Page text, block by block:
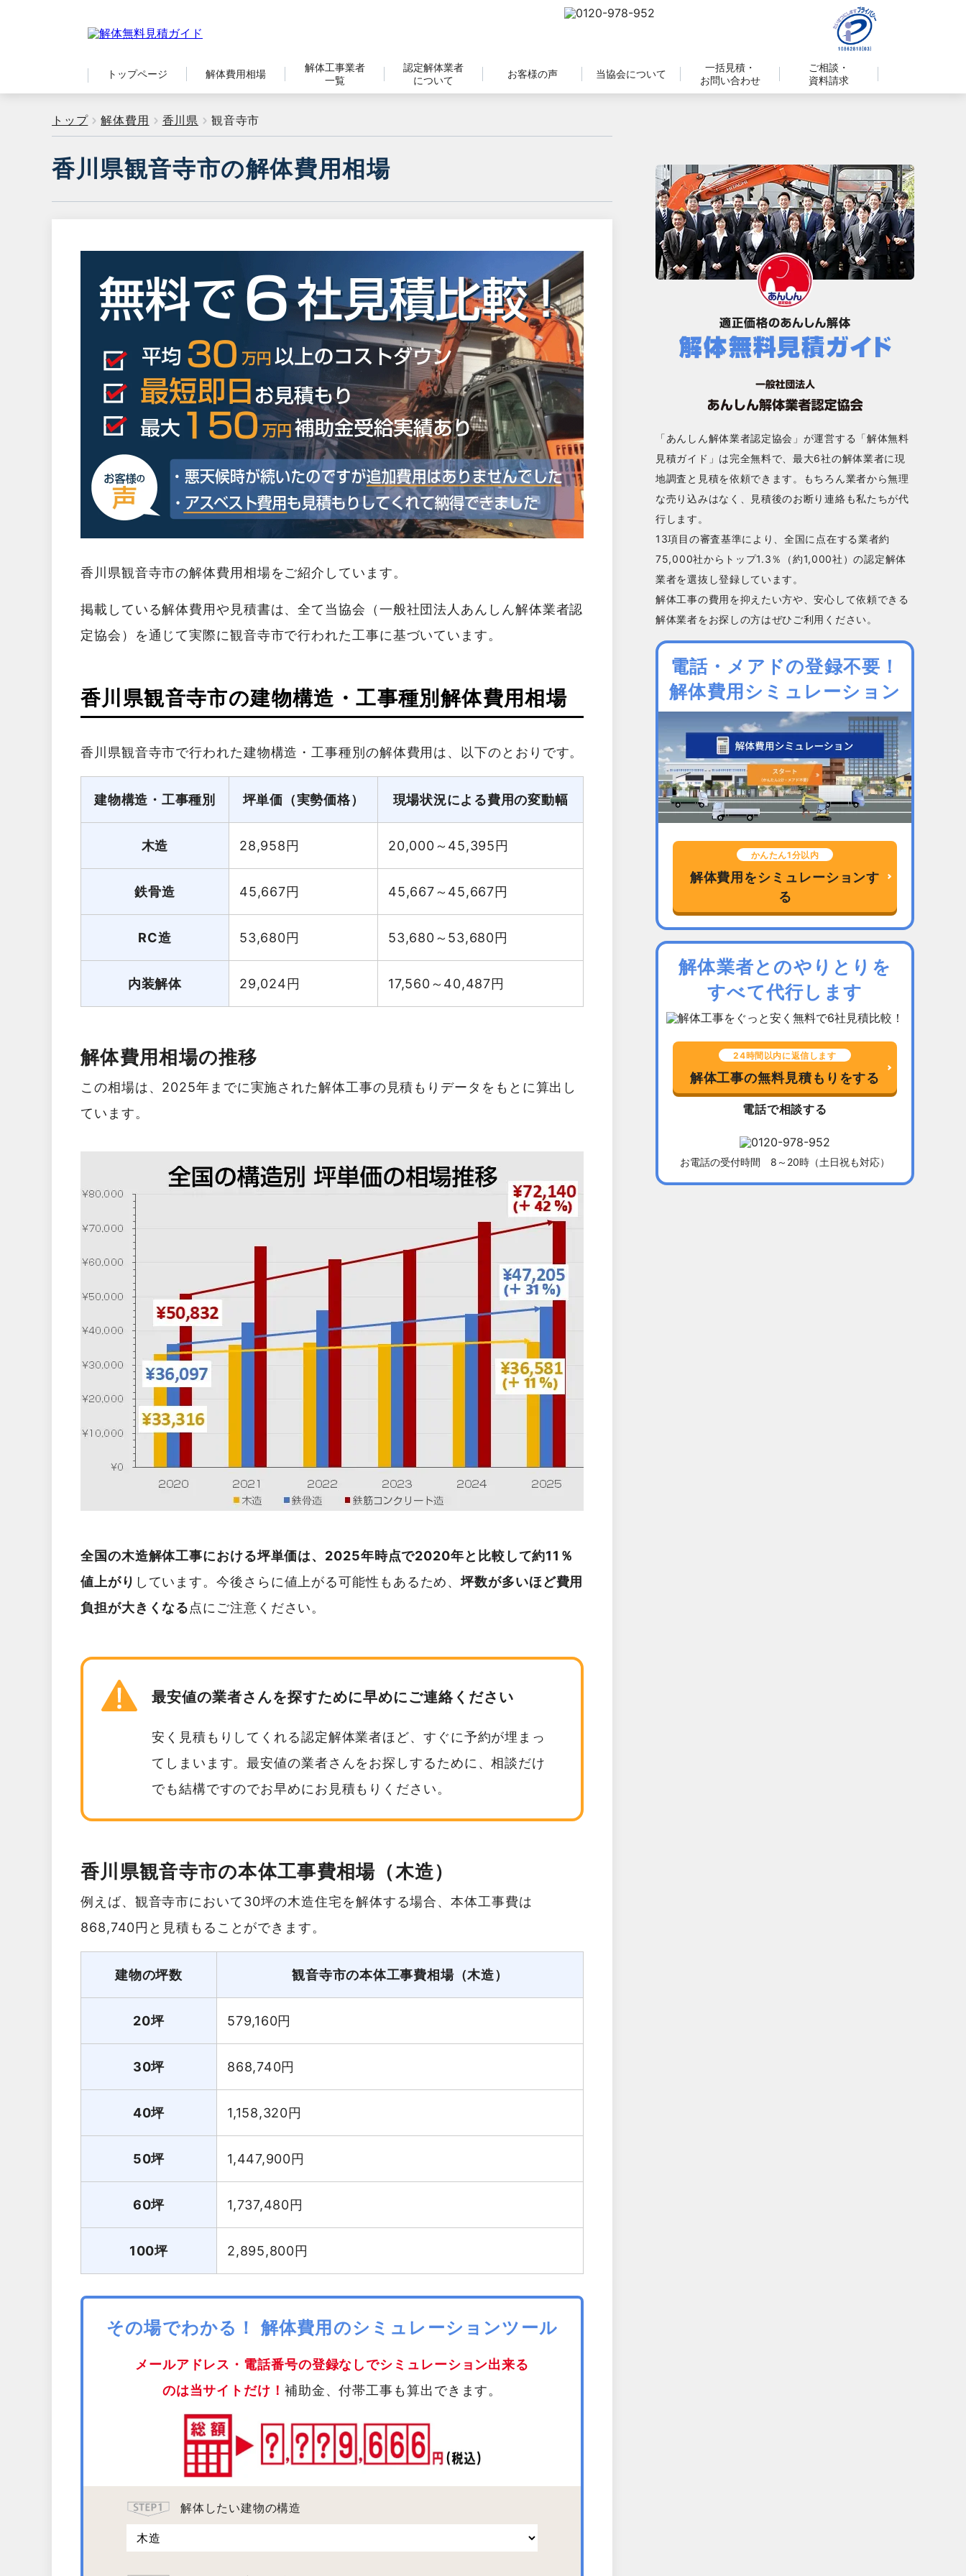
トップページ 解体費用相場
解体工事業者
一覧
認定解体業者
について
お客様の声 当協会について
一括見積・
お問い合わせ
ご相談・
資料請求
トップ 解体費用 香川県 観音寺市
香川県観音寺市の解体費用相場
香川県観音寺市の解体費用相場をご紹介しています。
掲載している解体費用や見積書は、全て当協会（一般社団法人あんしん解体業者認
定協会）を通じて実際に観音寺市で行われた工事に基づいています。
香川県観音寺市の建物構造・工事種別解体費用相場
香川県観音寺市で行われた建物構造・工事種別の解体費用は、以下のとおりです。
建物構造・工事種別 坪単価（実勢価格） 現場状況による費用の変動幅
木造 28,958円 20,000～45,395円
鉄骨造 45,667円 45,667～45,667円
RC造 53,680円 53,680～53,680円
内装解体 29,024円 17,560～40,487円
解体費用相場の推移
この相場は、2025年までに実施された解体工事の見積もりデータをもとに算出し
ています。
全国の木造解体工事における坪単価は、2025年時点で2020年と比較して約11％
値上がり しています。今後さらに値上がる可能性もあるため、坪数が多いほど費用
負担が大きくなる点にご注意ください。
最安値の業者さんを探すために早めにご連絡ください
安く見積もりしてくれる認定解体業者ほど、すぐに予約が埋まっ
てしまいます。最安値の業者さんをお探しするために、相談だけ
でも結構ですのでお早めにお見積もりください。
香川県観音寺市の本体工事費相場（木造）
例えば、観音寺市において30坪の木造住宅を解体する場合、本体工事費は
868,740円と見積もることができます。
建物の坪数 観音寺市の本体工事費相場（木造）
20坪 579,160円
30坪 868,740円
40坪 1,158,320円
50坪 1,447,900円
60坪 1,737,480円
100坪 2,895,800円
その場でわかる！ 解体費用のシミュレーションツール
メールアドレス・電話番号の登録なしでシミュレーション出来る
のは当サイトだけ！ 補助金、付帯工事も算出できます。
解体したい建物の構造
「あんしん解体業者認定協会」が運営する「解体無料
見積ガイド」は完全無料で、最大6社の解体業者に現
地調査と見積を依頼できます。もちろん業者から無理
な売り込みはなく、見積後のお断り連絡も私たちが代
行します。
13項目の審査基準により、全国に点在する業者約
75,000社からトップ1.3％（約1,000社）の認定解体
業者を選抜し登録しています。
解体工事の費用を抑えたい方や、安心して依頼できる
解体業者をお探しの方はぜひご利用ください。
電話・メアドの登録不要！
解体費用シミュレーション
かんたん1分以内
解体費用をシミュレーションす
る
解体業者とのやりとりを
すべて代行します
24時間以内に返信します
解体工事の無料見積もりをする
電話で相談する
お電話の受付時間 8～20時（土日祝も対応）